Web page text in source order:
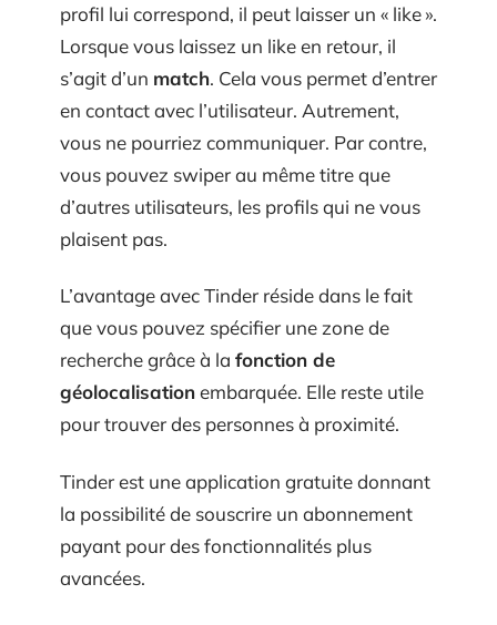
profil lui correspond, il peut laisser un « like ».
Lorsque vous laissez un like en retour, il
s’agit d’un match. Cela vous permet d’entrer
en contact avec l’utilisateur. Autrement,
vous ne pourriez communiquer. Par contre,
vous pouvez swiper au même titre que
d’autres utilisateurs, les profils qui ne vous
plaisent pas.
L’avantage avec Tinder réside dans le fait
que vous pouvez spécifier une zone de
recherche grâce à la fonction de
géolocalisationembarquée. Elle reste utile
pour trouver des personnes à proximité.
Tinder est une application gratuite donnant
la possibilité de souscrire un abonnement
payant pour des fonctionnalités plus
avancées.